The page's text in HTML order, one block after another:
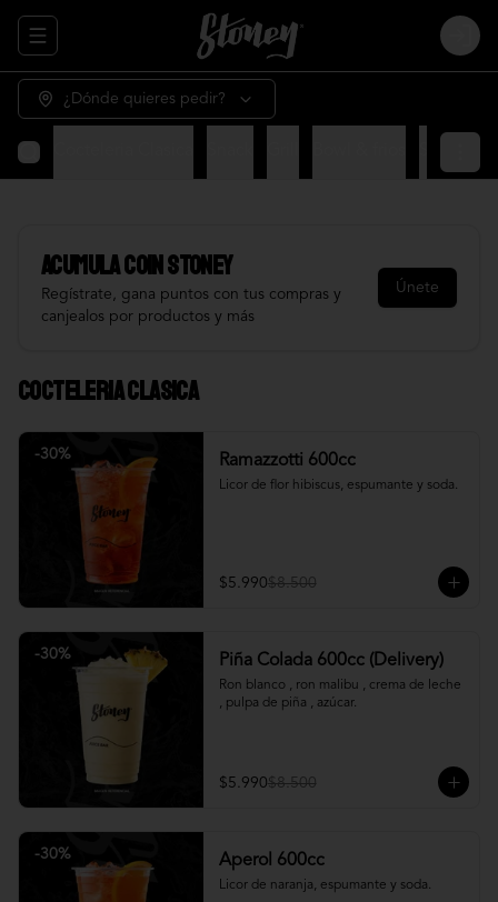
Abrir menu de navegación Login
¿Dónde quieres pedir?
AcumulaCOIN STONEY
Regístrate, gana puntos con tus compras y
canjealos por productos y más
Únete
Cocteleria Clasica
-30% Ramazzotti 600cc
Licor de flor hibiscus, espumante y soda.
$5.990$8.500
-30% Piña Colada 600cc (Delivery)
Ron blanco , ron malibu , crema de leche
, pulpa de piña , azúcar.
$5.990$8.500
-30% Aperol 600cc
Licor de naranja, espumante y soda.